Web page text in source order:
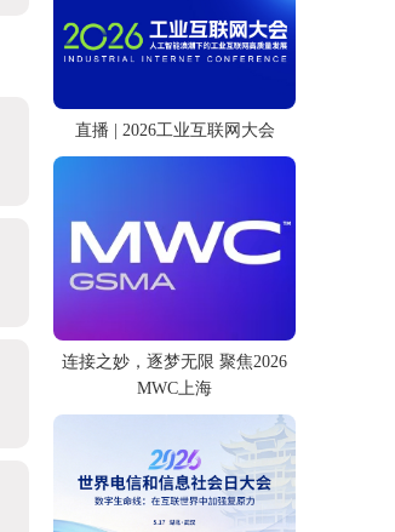
直播 | 2026工业互联网大会
连接之妙，逐梦无限 聚焦2026
MWC上海